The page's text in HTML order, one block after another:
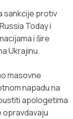
sankcije protiv
Today i
i šire
Ukrajinu.
masovne
napadu na
apologetima
opravdavaju